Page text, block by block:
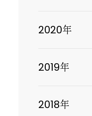
2020年
2019年
2018年